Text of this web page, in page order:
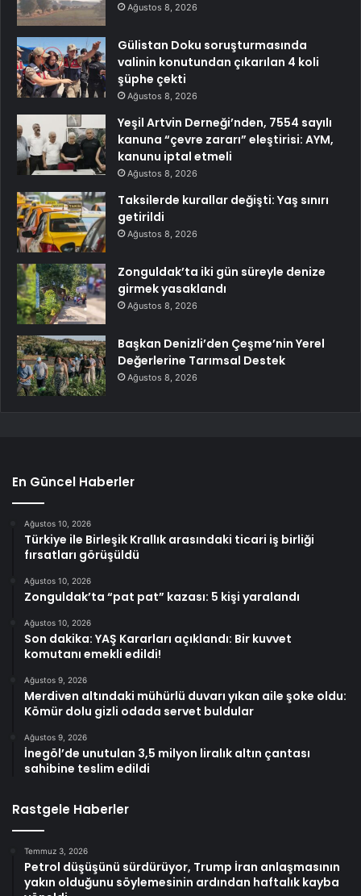
Ağustos 8, 2026
Gülistan Doku soruşturmasında
valinin konutundan çıkarılan 4 koli
şüphe çekti
Ağustos 8, 2026
Yeşil Artvin Derneği’nden, 7554 sayılı
kanuna “çevre zararı” eleştirisi: AYM,
kanunu iptal etmeli
Ağustos 8, 2026
Taksilerde kurallar değişti: Yaş sınırı
getirildi
Ağustos 8, 2026
Zonguldak’ta iki gün süreyle denize
girmek yasaklandı
Ağustos 8, 2026
Başkan Denizli’den Çeşme’nin Yerel
Değerlerine Tarımsal Destek
Ağustos 8, 2026
En Güncel Haberler
Ağustos 10, 2026
Türkiye ile Birleşik Krallık arasındaki ticari iş birliği
fırsatları görüşüldü
Ağustos 10, 2026
Zonguldak’ta “pat pat” kazası: 5 kişi yaralandı
Ağustos 10, 2026
Son dakika: YAŞ Kararları açıklandı: Bir kuvvet
komutanı emekli edildi!
Ağustos 9, 2026
Merdiven altındaki mühürlü duvarı yıkan aile şoke oldu:
Kömür dolu gizli odada servet buldular
Ağustos 9, 2026
İnegöl’de unutulan 3,5 milyon liralık altın çantası
sahibine teslim edildi
Rastgele Haberler
Temmuz 3, 2026
Petrol düşüşünü sürdürüyor, Trump İran anlaşmasının
yakın olduğunu söylemesinin ardından haftalık kayba